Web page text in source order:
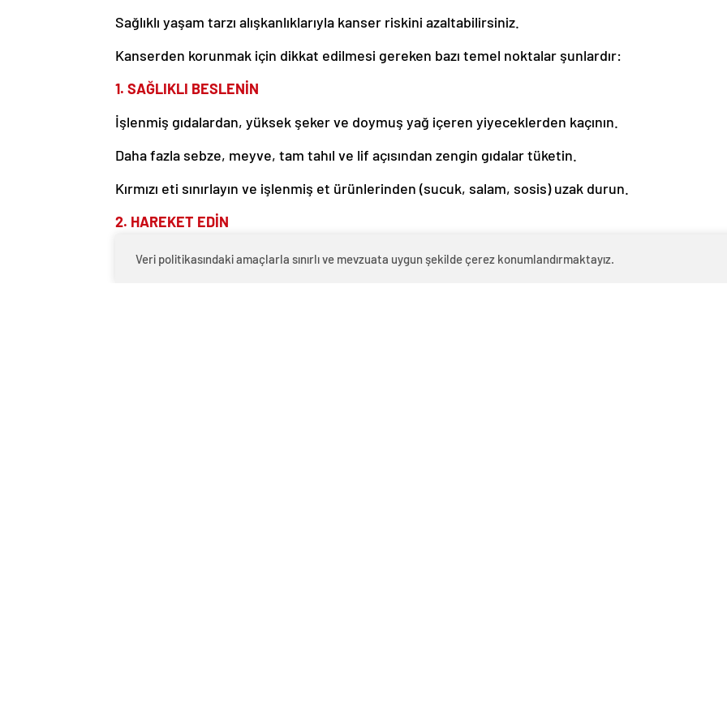
Sağlıklı yaşam tarzı alışkanlıklarıyla kanser riskini azaltabilirsiniz.
Kanserden korunmak için dikkat edilmesi gereken bazı temel noktalar şunlardır:
1. SAĞLIKLI BESLENİN
İşlenmiş gıdalardan, yüksek şeker ve doymuş yağ içeren yiyeceklerden kaçının.
Daha fazla sebze, meyve, tam tahıl ve lif açısından zengin gıdalar tüketin.
Kırmızı eti sınırlayın ve işlenmiş et ürünlerinden (sucuk, salam, sosis) uzak durun.
2. HAREKET EDİN
Haftada en az 150 dakika orta yoğunlukta egzersiz yapmaya çalışın.
Veri politikasındaki amaçlarla sınırlı ve mevzuata uygun şekilde çerez konumlandırmaktayız.